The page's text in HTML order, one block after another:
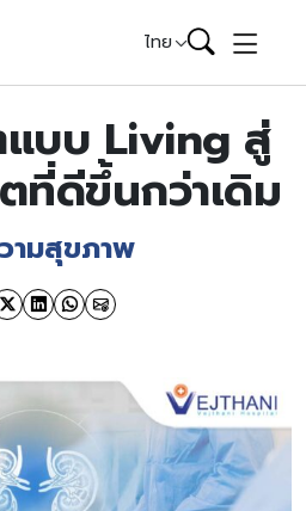
ไทย
แบบ Living สู่
ดีขึ้นกว่าเดิม
ามสุขภาพ